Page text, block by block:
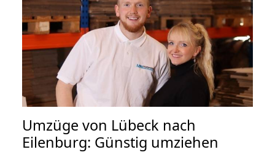
Umzüge von Lübeck nach
Eilenburg: Günstig umziehen